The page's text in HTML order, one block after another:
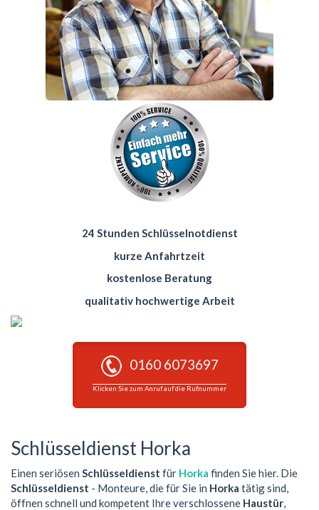
24 Stunden Schlüsselnotdienst
kurze Anfahrtzeit
kostenlose Beratung
qualitativ hochwertige Arbeit
0160 6073697
Klicken Sie zum Anruf auf die Rufnummer
Schlüsseldienst Horka
Einen seriösen Schlüsseldienst für Horka finden Sie hier. Die
Schlüsseldienst - Monteure, die für Sie in Horka tätig sind,
öffnen schnell und kompetent Ihre verschlossene Haustür,